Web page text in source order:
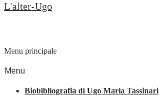
L'alter-Ugo
Menu principale
Menu
Biobibliografia di Ugo Maria Tassinari